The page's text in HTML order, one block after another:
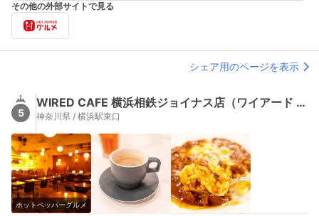
その他の外部サイトで見る
シェア用のページを表示
5
WIRED CAFE 横浜相鉄ジョイナス店（ワイアード カフェ）
神奈川県 / 横浜駅東口
ホットペッパーグルメ